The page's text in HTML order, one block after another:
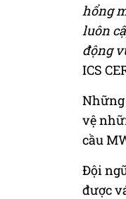
hổng
luôn
động
ICS
Những
vệ
cầu
Đội
được